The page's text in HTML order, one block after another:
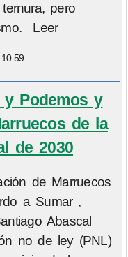
pero
Leer
Podemos y
de la
de 2030
de Marruecos
a Sumar ,
Abascal
no de ley (PNL)